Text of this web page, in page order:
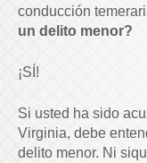
conducción
un delito menor?
¡SÍ!
Si usted ha sido
Virginia, debe
delito menor. Ni